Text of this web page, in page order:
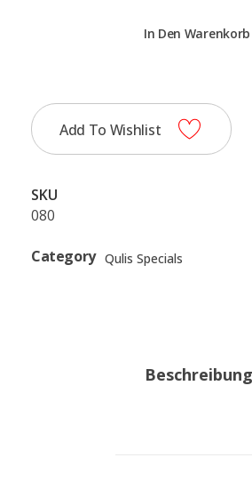
In Den Warenkorb
Add To Wishlist
SKU
080
Category Qulis Specials
Beschreibung